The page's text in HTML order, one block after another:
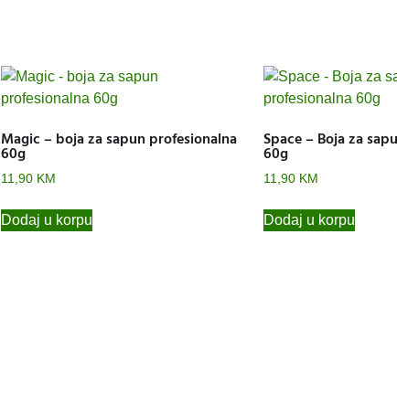
Magic – boja za sapun profesionalna
60g
11,90 KM
Dodaj u korpu
Space – Boja za
60g
11,90 KM
Dodaj u korpu